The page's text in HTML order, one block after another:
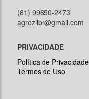
(61) 99650-2473
agrozilbr@gmail.com
PRIVACIDADE
Política de Privacidade
Termos de Uso